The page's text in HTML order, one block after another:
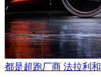
都是超跑厂商 法拉利